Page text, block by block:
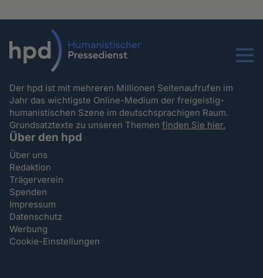
Menu
Der hpd ist mit mehreren Millionen Seitenaufrufen im
Jahr das wichtigste Online-Medium der freigeistig-
humanistischen Szene im deutschsprachigen Raum.
Grundsatztexte zu unseren Themenfinden Sie hier.
Über den hpd
Über uns
Redaktion
Trägerverein
Spenden
Impressum
Datenschutz
Werbung
Cookie-Einstellungen